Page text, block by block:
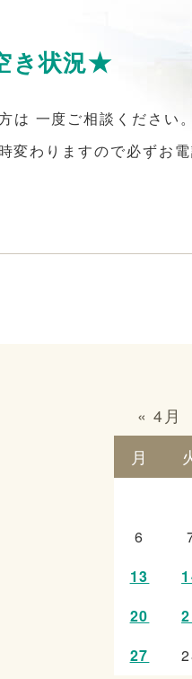
き状況★
一度ご相談ください
変わりますので必ず
月
« 4月
6
13
20
27